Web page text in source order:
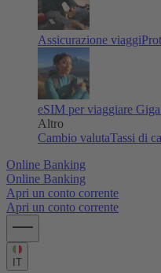
Assicurazione viaggi
eSIM per viaggiare
Altro
Cambio valutaTassi di
Online Banking
Online Banking
Apri un conto corrente
Apri un conto corrente
IT